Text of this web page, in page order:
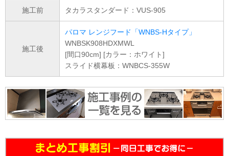
施工前 タカラスタンダード：VUS-905
施工後
パロマ レンジフード「WNBS-Hタイプ」
WNBSK908HDXMWL
[間口90cm] [カラー：ホワイト]
スライド横幕板：WNBCS-355W